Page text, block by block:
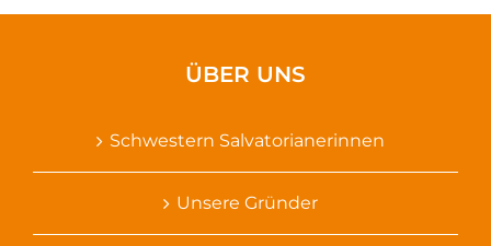
ÜBER UNS
Schwestern Salvatorianerinnen
Unsere Gründer